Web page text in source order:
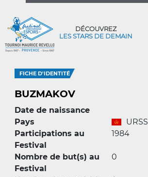
DÉCOUVREZ
LES STARS DE DEMAIN
FICHE D'IDENTITÉ
BUZMAKOV
Date de naissance
Pays
URSS
Participations au
Festival
1984
Nombre de but(s) au
Festival
0